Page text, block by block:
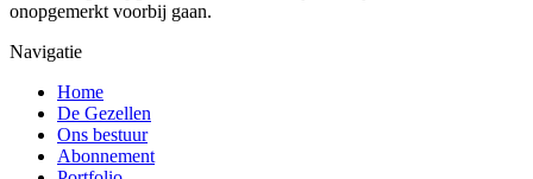
onopgemerkt voorbij gaan.
Navigatie
Home
De Gezellen
Ons bestuur
Abonnement